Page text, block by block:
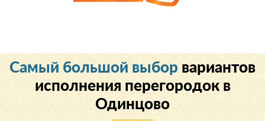
Cамый большой выбор вариантов
исполнения перегородок в
Одинцово